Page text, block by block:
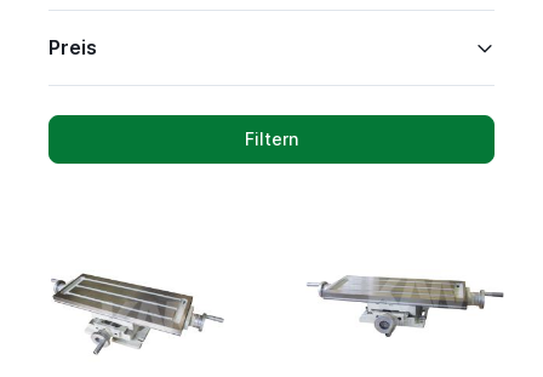
Preis
Filtern